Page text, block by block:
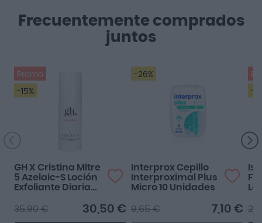
Frecuentemente comprados
juntos
Promo
-15%
GH X Cristina Mitre
5 Azelaic-S Loción
Exfoliante Diaria
30,50 €
35,90 €
-26%
Interprox Cepillo
Interproximal Plus
Micro 10 Unidades
7,10 €
9,65 €
-